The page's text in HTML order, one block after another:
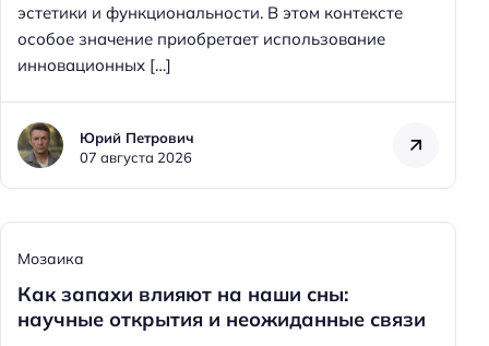
эстетики и функциональности. В этом контексте
особое значение приобретает использование
инновационных […]
Юрий Петрович
07 августа 2026
Мозаика
Как запахи влияют на наши сны:
научные открытия и неожиданные связи